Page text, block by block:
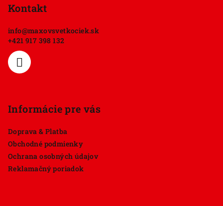
Kontakt
info@maxovsvetkociek.sk
+421 917 398 132
Informácie pre vás
Doprava & Platba
Obchodné podmienky
Ochrana osobných údajov
Reklamačný poriadok